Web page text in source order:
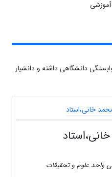
دانشگاهی داشته و دانشیار
واحد علوم و تحقیقات